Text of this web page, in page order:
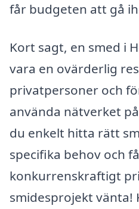
får budgeten att gå
Kort sagt, en smed i
vara en ovärderlig
privatpersoner och
använda nätverket på
du enkelt hitta rätt
specifika behov och
konkurrenskraftigt
smidesprojekt vänta!